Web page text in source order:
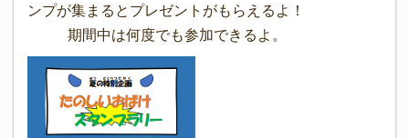
ンプが集まるとプレゼントがもらえるよ！
期間中は何度でも参加できるよ。